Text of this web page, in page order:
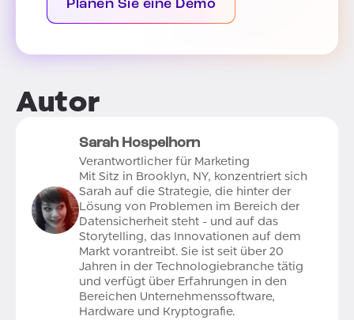
Planen Sie eine Demo
Autor
Sarah Hospelhorn
Verantwortlicher für Marketing
Mit Sitz in Brooklyn, NY, konzentriert sich
Sarah auf die Strategie, die hinter der
Lösung von Problemen im Bereich der
Datensicherheit steht - und auf das
Storytelling, das Innovationen auf dem
Markt vorantreibt. Sie ist seit über 20
Jahren in der Technologiebranche tätig
und verfügt über Erfahrungen in den
Bereichen Unternehmenssoftware,
Hardware und Kryptografie.